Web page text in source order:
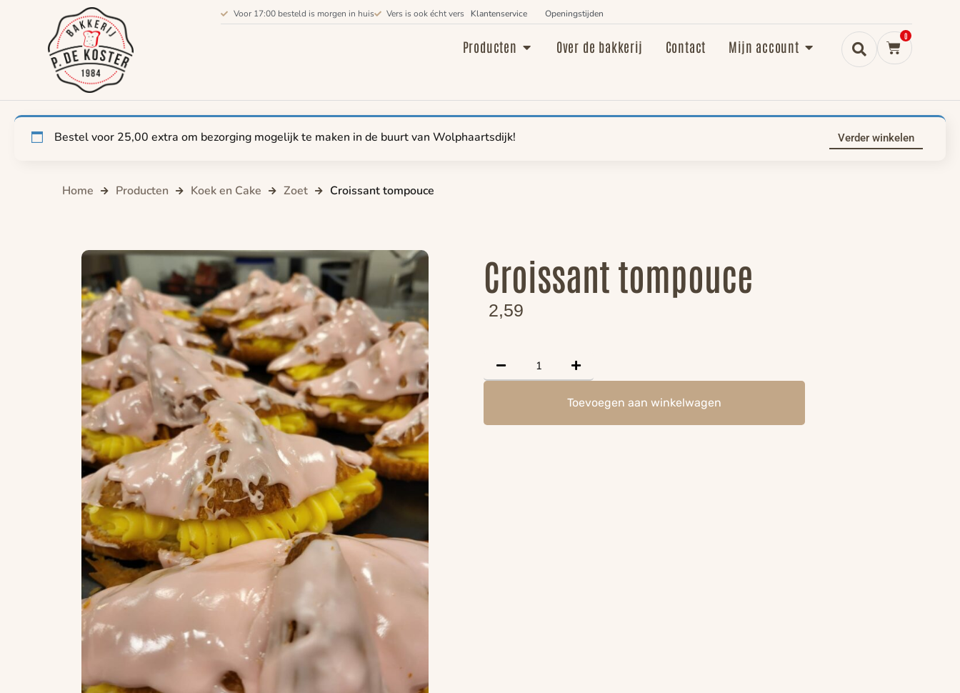
Voor 17:00 besteld is morgen in huis Vers is ook écht vers Klantenservice Openingstijden
Producten Over de bakkerij Contact Mijn account
0
Verder winkelen
Bestel voor 25,00 extra om bezorging mogelijk te maken in de buurt van Wolphaartsdijk!
Home Producten Koek en Cake Zoet Croissant tompouce
Croissant tompouce
2,59
Toevoegen aan winkelwagen